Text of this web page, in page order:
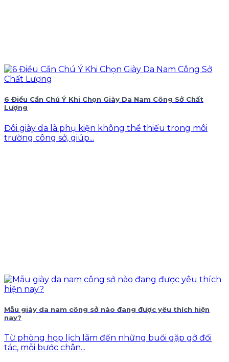
6 Điều Cần Chú Ý Khi Chọn Giày Da Nam Công Sở Chất
Lượng
Đôi giày da là phụ kiện không thể thiếu trong môi
trường công sở, giúp...
Mẫu giày da nam công sở nào đang được yêu thích hiện
nay?
Từ phòng họp lịch lãm đến những buổi gặp gỡ đối
tác, mỗi bước chân...